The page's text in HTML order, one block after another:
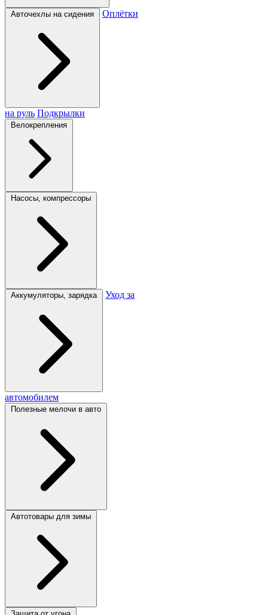
Авточехлы на сидения Оплётки
на руль Подкрылки
Велокрепления
Насосы, компрессоры
Аккумуляторы, зарядка Уход за
автомобилем
Полезные мелочи в авто
Автотовары для зимы